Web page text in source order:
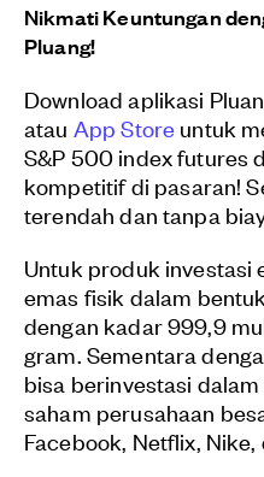
Nikmati Keuntungan
Pluang!
Download aplikasi
atau App Store untuk
S&P 500 index futures
kompetitif di pasaran!
terendah dan tanpa
Untuk produk investasi
emas fisik dalam
dengan kadar 999,9
gram. Sementara
bisa berinvestasi
saham perusahaan
Facebook, Netflix, Nike,